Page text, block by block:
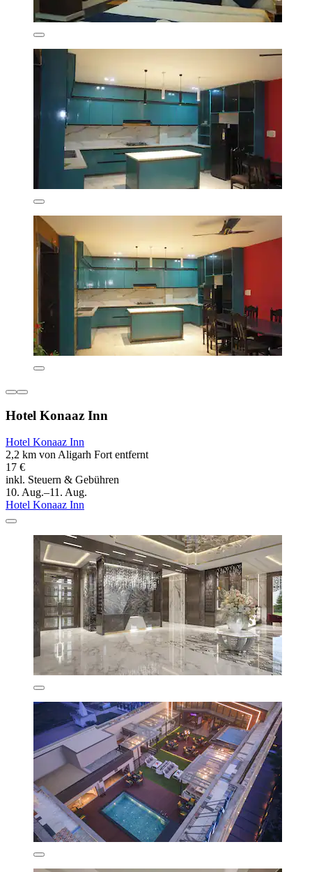
Hotel Konaaz Inn
Hotel Konaaz Inn
2,2 km von Aligarh Fort entfernt
17 €
inkl. Steuern & Gebühren
10. Aug.–11. Aug.
Hotel Konaaz Inn